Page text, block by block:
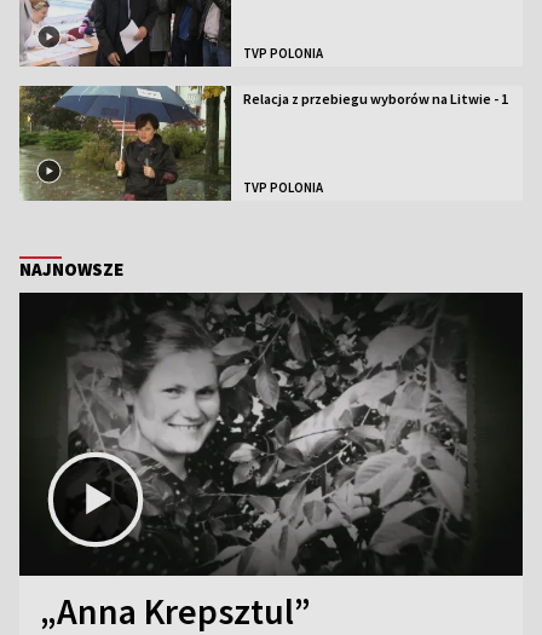
TVP POLONIA
Relacja z przebiegu wyborów na Litwie - 1
TVP POLONIA
NAJNOWSZE
„Anna Krepsztul”